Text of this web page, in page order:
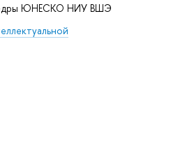
ЮНЕСКО НИУ ВШЭ